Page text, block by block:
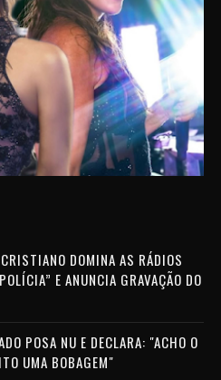
DOMINA AS RÁDIOS
E ANUNCIA GRAVAÇÃO DO
POSA NU E DECLARA: "ACHO O
UMA BOBAGEM"